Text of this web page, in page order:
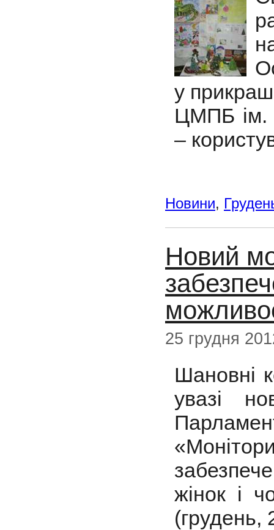
у
ЦМПБ ім.
–
Новини,
Новий
25 грудня
Шановні
увазі
жінок і
(грудень,